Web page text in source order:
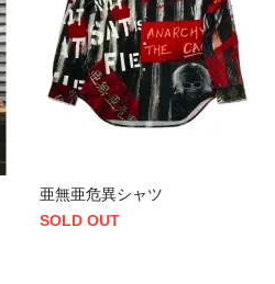
亜無亜危異シャツ
SOLD OUT